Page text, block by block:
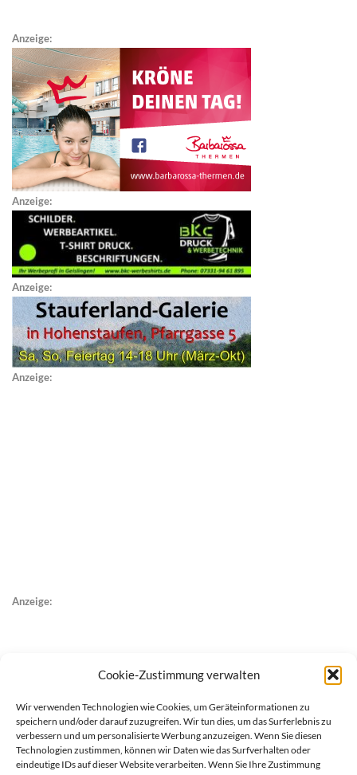
Cookie-Zustimmung verwalten
Wir verwenden Technologien wie Cookies, um Geräteinformationen zu
speichern und/oder darauf zuzugreifen. Wir tun dies, um das Surferlebnis zu
verbessern und um personalisierte Werbung anzuzeigen. Wenn Sie diesen
Technologien zustimmen, können wir Daten wie das Surfverhalten oder
eindeutige IDs auf dieser Website verarbeiten. Wenn Sie Ihre Zustimmung
Anzeige:
Anzeige:
Anzeige:
Anzeige:
Anzeige: